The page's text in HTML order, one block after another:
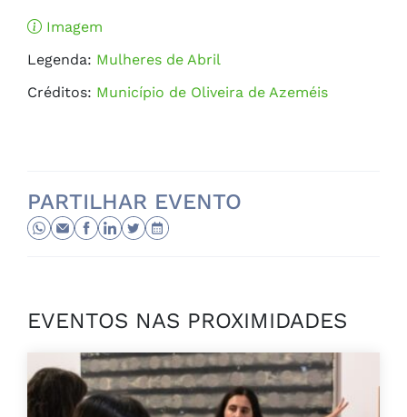
Imagem
Legenda: Mulheres de Abril
Créditos: Município de Oliveira de Azeméis
PARTILHAR EVENTO
EVENTOS NAS PROXIMIDADES